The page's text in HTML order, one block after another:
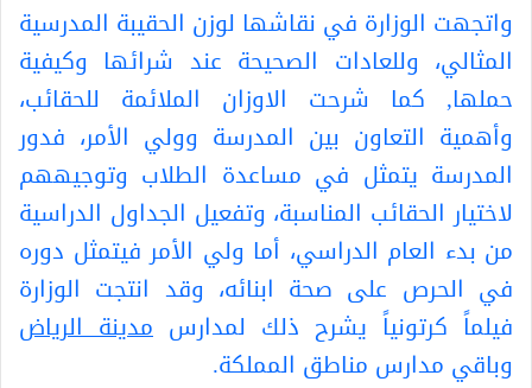
واتجهت الوزارة في نقاشها لوزن الحقيبة المدرسية
المثالي، وللعادات الصحيحة عند شرائها وكيفية
حملها, كما شرحت الاوزان الملائمة للحقائب،
وأهمية التعاون بين المدرسة وولي الأمر، فدور
المدرسة يتمثل في مساعدة الطلاب وتوجيههم
لاختيار الحقائب المناسبة، وتفعيل الجداول الدراسية
من بدء العام الدراسي، أما ولي الأمر فيتمثل دوره
في الحرص على صحة ابنائه، وقد انتجت الوزارة
فيلماً كرتونياً يشرح ذلك لمدارس مدينة الرياض
وباقي مدارس مناطق المملكة.